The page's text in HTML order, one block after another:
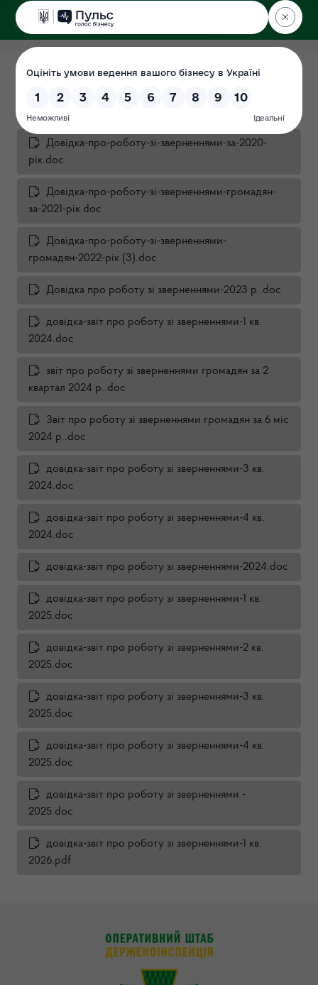
ДЕРЖЕКОІНСПЕКЦІЯ
у Сумській області
Звернення громадян
Довідка-про-роботу-зі-зверненнями-за-2020-
рік.doc
Довідка-про-роботу-зі-зверненнями-громадян-
за-2021-рік.doc
Довідка-про-роботу-зі-зверненнями-
громадян-2022-рік (3).doc
Довідка про роботу зі зверненнями-2023 р..doc
довідка-звіт про роботу зі зверненнями-1 кв.
2024.doc
звіт про роботу зі зверненнями громадян за 2
квартал 2024 р..doc
Звіт про роботу зі зверненнями громадян за 6 міс
2024 р..doc
довідка-звіт про роботу зі зверненнями-3 кв.
2024.doc
довідка-звіт про роботу зі зверненнями-4 кв.
2024.doc
довідка-звіт про роботу зі зверненнями-2024.doc
довідка-звіт про роботу зі зверненнями-1 кв.
2025.doc
довідка-звіт про роботу зі зверненнями-2 кв.
2025.doc
довідка-звіт про роботу зі зверненнями-3 кв.
2025.doc
довідка-звіт про роботу зі зверненнями-4 кв.
2025.doc
довідка-звіт про роботу зі зверненнями -
2025.doc
довідка-звіт про роботу зі зверненнями-1 кв.
2026.pdf